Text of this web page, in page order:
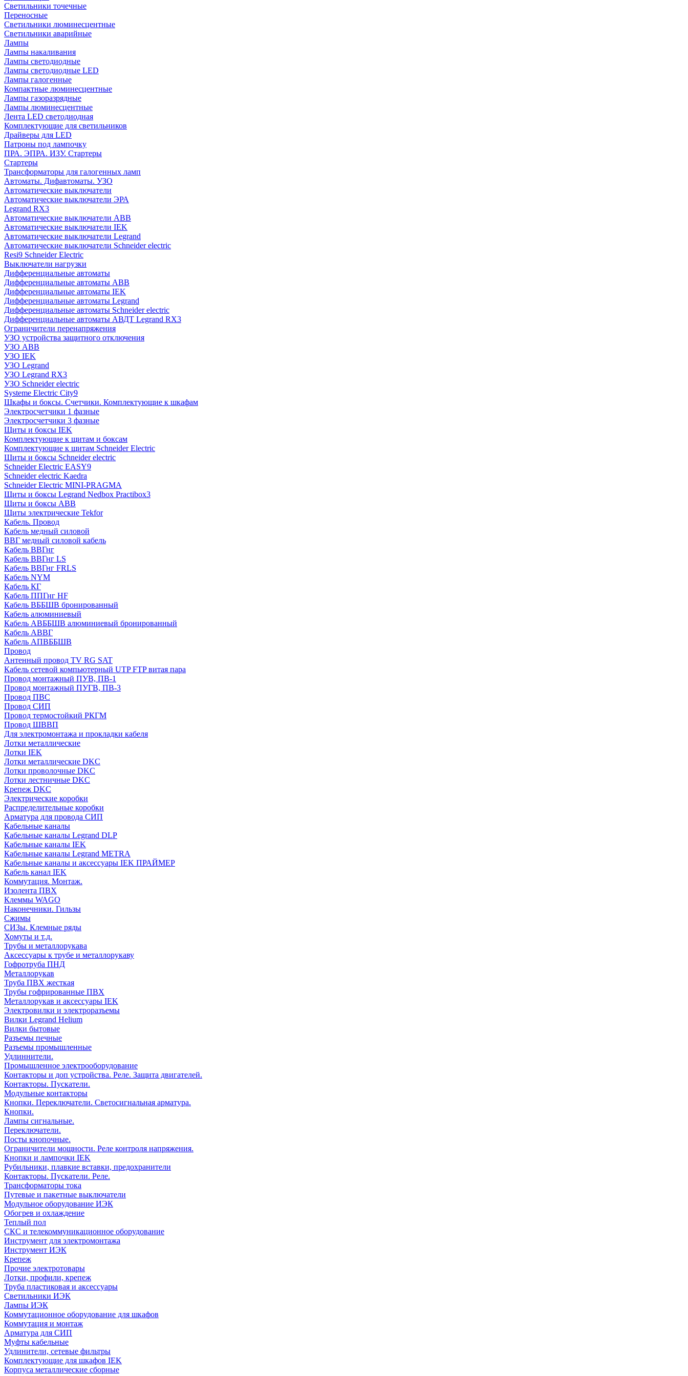
Cветильники точечные
Переносные
Светильники люминесцентные
Светильники аварийные
Лампы
Лампы накаливания
Лампы светодиодные
Лампы светодиодные LED
Лампы галогенные
Компактные люминесцентные
Лампы газоразрядные
Лампы люминесцентные
Лента LED светодиодная
Комплектующие для светильников
Драйверы для LED
Патроны под лампочку
ПРА. ЭПРА. ИЗУ. Стартеры
Стартеры
Трансформаторы для галогенных ламп
Автоматы. Дифавтоматы. УЗО
Автоматические выключатели
Автоматические выключатели ЭРА
Legrand RX3
Автоматические выключатели ABB
Автоматические выключатели IEK
Автоматические выключатели Legrand
Автоматические выключатели Schneider electric
Resi9 Schneider Electric
Выключатели нагрузки
Дифференциальные автоматы
Дифференциальные автоматы ABB
Дифференциальные автоматы IEK
Дифференциальные автоматы Legrand
Дифференциальные автоматы Schneider electric
Дифференциальные автоматы АВДТ Legrand RX3
Ограничители перенапряжения
УЗО устройства защитного отключения
УЗО ABB
УЗО IEK
УЗО Legrand
УЗО Legrand RX3
УЗО Schneider electric
Systeme Electric City9
Шкафы и боксы. Счетчики. Комплектующие к шкафам
Электросчетчики 1 фазные
Электросчетчики 3 фазные
Щиты и боксы IEK
Комплектующие к щитам и боксам
Комплектующие к щитам Schneider Electric
Щиты и боксы Schneider electric
Schneider Electric EASY9
Schneider electric Kaedra
Schneider Electric MINI-PRAGMA
Щиты и боксы Legrand Nedbox Practibox3
Щиты и боксы ABB
Щиты электрические Tekfor
Кабель. Провод
Кабель медный силовой
ВВГ медный силовой кабель
Кабель ВВГнг
Кабель ВВГнг LS
Кабель ВВГнг FRLS
Кабель NYM
Кабель КГ
Кабель ППГнг HF
Кабель ВББШВ бронированный
Кабель алюминиевый
Кабель АВББШВ алюминиевый бронированный
Кабель АВВГ
Кабель АПВББШВ
Провод
Антенный провод TV RG SAT
Кабель сетевой компьютерный UTP FTP витая пара
Провод монтажный ПУВ, ПВ-1
Провод монтажный ПУГВ, ПВ-3
Провод ПВС
Провод СИП
Провод термостойкий РКГМ
Провод ШВВП
Для электромонтажа и прокладки кабеля
Лотки металлические
Лотки IEK
Лотки металлические DKC
Лотки проволочные DKC
Лотки лестничные DKC
Крепеж DKC
Электрические коробки
Распределительные коробки
Арматура для провода СИП
Кабельные каналы
Кабельные каналы Legrand DLP
Кабельные каналы IEK
Кабельные каналы Legrand METRA
Кабельные каналы и аксессуары IEK ПРАЙМЕР
Кабель канал IEK
Коммутация. Монтаж.
Изолента ПВХ
Клеммы WAGO
Наконечники. Гильзы
Сжимы
СИЗы. Клемные ряды
Хомуты и т.д.
Трубы и металлорукава
Аксессуары к трубе и металлорукаву
Гофротруба ПНД
Металлорукав
Труба ПВХ жесткая
Трубы гофрированные ПВХ
Металлорукав и аксессуары IEK
Электровилки и электроразъемы
Вилки Legrand Helium
Вилки бытовые
Разъемы печные
Разъемы промышленные
Удлиннители.
Промышленное электрооборудование
Контакторы и доп устройства. Реле. Защита двигателей.
Контакторы. Пускатели.
Модульные контакторы
Кнопки. Переключатели. Светосигнальная арматура.
Кнопки.
Лампы сигнальные.
Переключатели.
Посты кнопочные.
Ограничители мощности. Реле контроля напряжения.
Кнопки и лампочки IEK
Рубильники, плавкие вставки, предохранители
Контакторы. Пускатели. Реле.
Трансформаторы тока
Путевые и пакетные выключатели
Модульное оборудование ИЭК
Обогрев и охлаждение
Теплый пол
СКС и телекоммуникационное оборудование
Инструмент для электромонтажа
Инструмент ИЭК
Крепеж
Прочие электротовары
Лотки, профили, крепеж
Труба пластиковая и аксессуары
Светильники ИЭК
Лампы ИЭК
Коммутационное оборудование для шкафов
Коммутация и монтаж
Арматура для СИП
Муфты кабельные
Удлинители, сетевые фильтры
Комплектующие для шкафов IEK
Корпуса металлические сборные